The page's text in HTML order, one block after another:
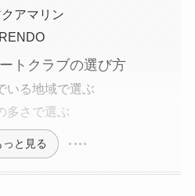
アマリン
トクラブの選び方
いる地域で選ぶ
多さで選ぶ
っと見る